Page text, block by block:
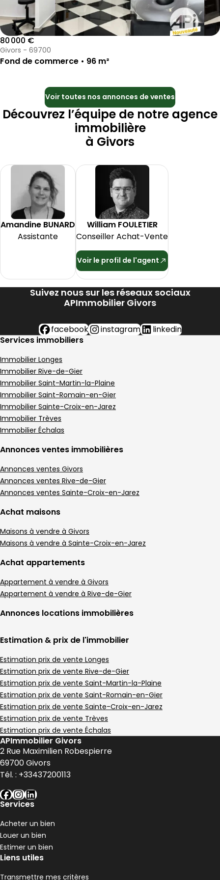
80 000 €
Givors - 69700
Fond de commerce • 96 m²
Voir toutes nos annonces de ventes
Découvrez l’équipe de notre agence
immobilière
à Givors
Amandine BUNARD
Assistante
William FOULETIER
Conseiller Achat-Vente
Voir le profil de l'agent
Suivez nous sur les réseaux sociaux
APImmobilier Givors
facebook instagram
linkedin
Services immobiliers
Immobilier Longes
Immobilier Rive-de-Gier
Immobilier Saint-Martin-la-Plaine
Immobilier Saint-Romain-en-Gier
Immobilier Sainte-Croix-en-Jarez
Immobilier Trèves
Immobilier Échalas
Annonces ventes immobilières
Annonces ventes Givors
Annonces ventes Rive-de-Gier
Annonces ventes Sainte-Croix-en-Jarez
Achat maisons
Maisons à vendre à Givors
Maisons à vendre à Sainte-Croix-en-Jarez
Achat appartements
Appartement à vendre à Givors
Appartement à vendre à Rive-de-Gier
Annonces locations immobilières
Estimation & prix de l'immobilier
Estimation prix de vente Longes
Estimation prix de vente Rive-de-Gier
Estimation prix de vente Saint-Martin-la-Plaine
Estimation prix de vente Saint-Romain-en-Gier
Estimation prix de vente Sainte-Croix-en-Jarez
Estimation prix de vente Trèves
Estimation prix de vente Échalas
APImmobilier Givors
2 Rue Maximilien Robespierre
69700Givors
Tél. : +33437200113
facebook
instagram
linkedin
Services
Acheter un bien
Louer un bien
Estimer un bien
Liens utiles
Transmettre mes critères